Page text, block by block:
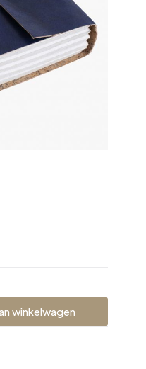
winkelwagen